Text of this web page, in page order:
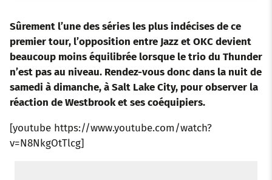
Sûrement l’une des séries les plus indécises de ce
premier tour, l’opposition entre Jazz et OKC devient
beaucoup moins équilibrée lorsque le trio du Thunder
n’est pas au niveau. Rendez-vous donc dans la nuit de
samedi à dimanche, à Salt Lake City, pour observer la
réaction de Westbrook et ses coéquipiers.
[youtube https://www.youtube.com/watch?
v=N8NkgOtTlcg]